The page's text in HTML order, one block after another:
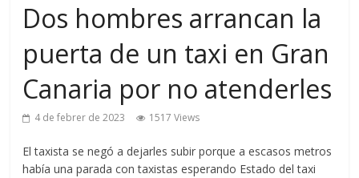
Dos hombres arrancan la
puerta de un taxi en Gran
Canaria por no atenderles
4 de febrer de 2023 1517 Views
El taxista se negó a dejarles subir porque a escasos metros
había una parada con taxistas esperando Estado del taxi